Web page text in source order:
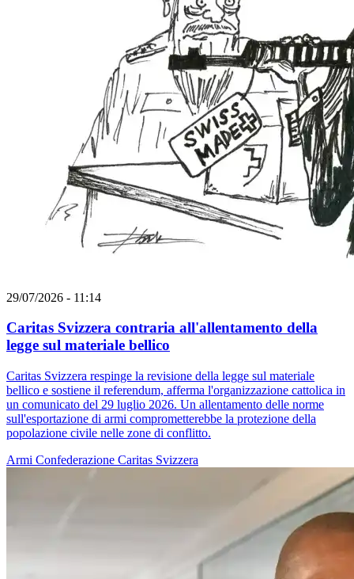
29/07/2026 - 11:14
Caritas Svizzera contraria all'allentamento della
legge sul materiale bellico
Caritas Svizzera respinge la revisione della legge sul materiale
bellico e sostiene il referendum, afferma l'organizzazione cattolica in
un comunicato del 29 luglio 2026. Un allentamento delle norme
sull'esportazione di armi comprometterebbe la protezione della
popolazione civile nelle zone di conflitto.
Armi Confederazione Caritas Svizzera